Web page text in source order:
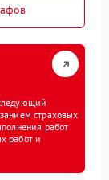
страховых
работ
работ и